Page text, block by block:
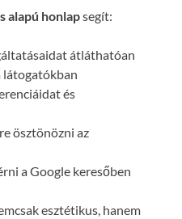
alapú honlapsegít:
átláthatóan
látogatókban
és
ösztönözni az
a Google keresőben
esztétikus, hanem